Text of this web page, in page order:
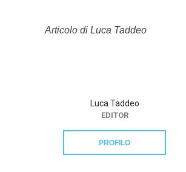
Articolo di Luca Taddeo
Luca Taddeo
EDITOR
PROFILO